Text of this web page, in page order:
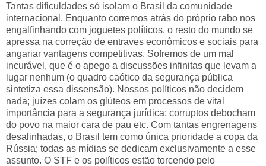
Tantas dificuldades só isolam o Brasil da comunidade
internacional. Enquanto corremos atrás do próprio rabo nos
engalfinhando com joguetes políticos, o resto do mundo se
apressa na correção de entraves econômicos e sociais para
angariar vantagens competitivas. Sofremos de um mal
incurável, que é o apego a discussões infinitas que levam a
lugar nenhum (o quadro caótico da segurança pública
sintetiza essa dissensão). Nossos políticos não decidem
nada; juízes colam os glúteos em processos de vital
importância para a segurança jurídica; corruptos debocham
do povo na maior cara de pau etc. Com tantas engrenagens
desalinhadas, o Brasil tem como única prioridade a copa da
Rússia; todas as mídias se dedicam exclusivamente a esse
assunto. O STF e os políticos estão torcendo pelo